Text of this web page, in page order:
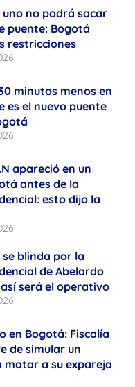
uno no podrá sacar
puente: Bogotá
restricciones
minutos menos en
es el nuevo puente
apareció en un
antes de la
esto dijo la
blinda por la
de Abelardo
será el operativo
en Bogotá: Fiscalía
de simular un
matar a su expareja